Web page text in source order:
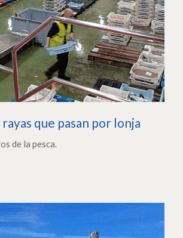
que pasan por lonja
de la pesca.